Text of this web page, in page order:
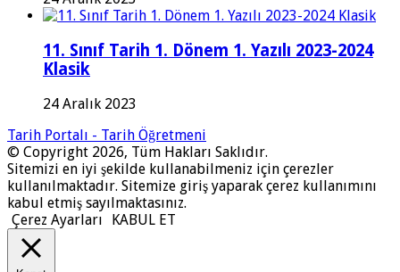
11. Sınıf Tarih 1. Dönem 1. Yazılı 2023-2024
Klasik
24 Aralık 2023
Tarih Portalı - Tarih Öğretmeni
© Copyright 2026, Tüm Hakları Saklıdır.
Sitemizi en iyi şekilde kullanabilmeniz için çerezler
kullanılmaktadır. Sitemize giriş yaparak çerez kullanımını
kabul etmiş sayılmaktasınız.
Çerez Ayarları
KABUL ET